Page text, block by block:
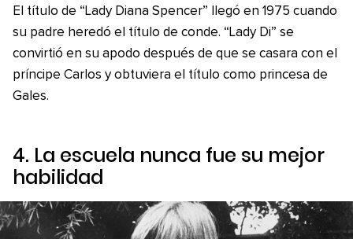
El título de “Lady Diana Spencer” llegó en 1975 cuando
su padre heredó el título de conde. “Lady Di” se
convirtió en su apodo después de que se casara con el
príncipe Carlos y obtuviera el título como princesa de
Gales.
4. La escuela nunca fue su mejor
habilidad